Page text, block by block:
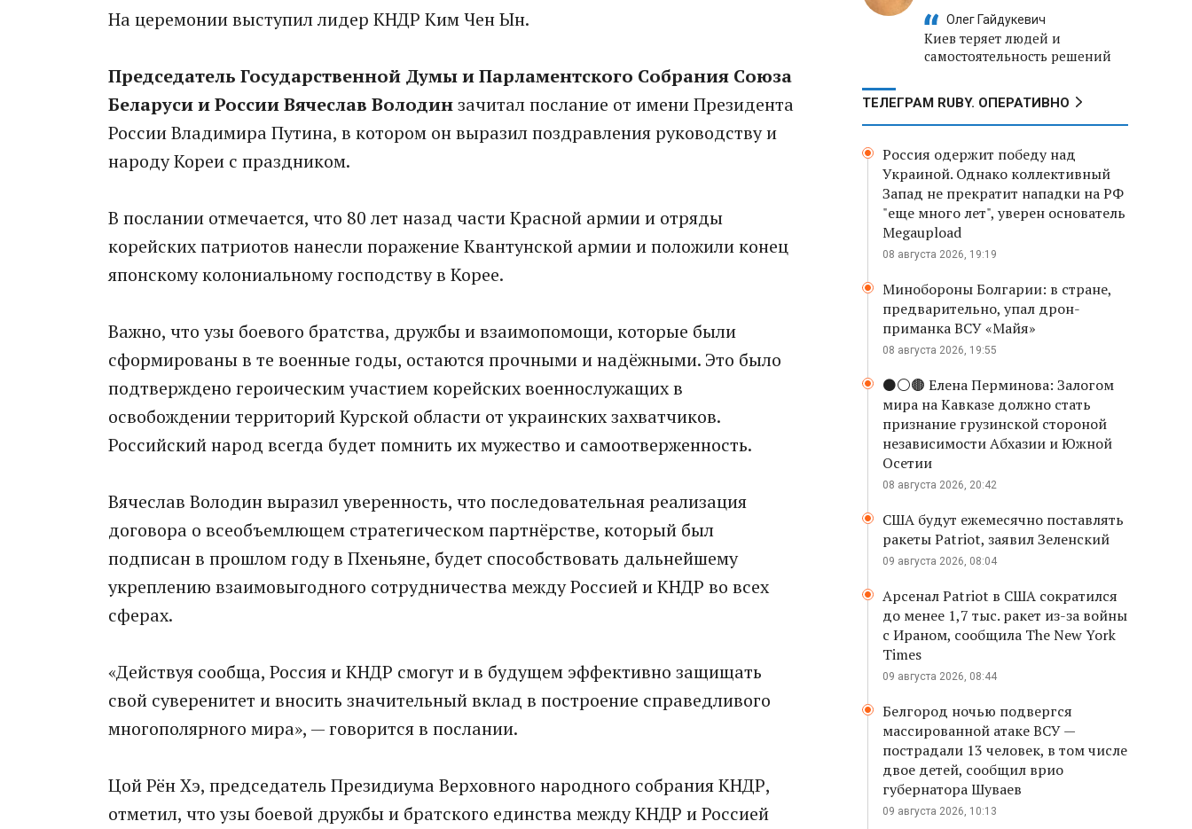
На церемонии выступил лидер КНДР Ким Чен Ын.
Председатель Государственной Думы и Парламентского Собрания Союза
Беларуси и России Вячеслав Володинзачитал послание от имени Президента
России Владимира Путина, в котором он выразил поздравления руководству и
народу Кореи с праздником.
В послании отмечается, что 80 лет назад части Красной армии и отряды
корейских патриотов нанесли поражение Квантунской армии и положили конец
японскому колониальному господству в Корее.
Важно, что узы боевого братства, дружбы и взаимопомощи, которые были
сформированы в те военные годы, остаются прочными и надёжными. Это было
подтверждено героическим участием корейских военнослужащих в
освобождении территорий Курской области от украинских захватчиков.
Российский народ всегда будет помнить их мужество и самоотверженность.
Вячеслав Володин выразил уверенность, что последовательная реализация
договора о всеобъемлющем стратегическом партнёрстве, который был
подписан в прошлом году в Пхеньяне, будет способствовать дальнейшему
укреплению взаимовыгодного сотрудничества между Россией и КНДР во всех
сферах.
«Действуя сообща, Россия и КНДР смогут и в будущем эффективно защищать
свой суверенитет и вносить значительный вклад в построение справедливого
многополярного мира», — говорится в послании.
Цой Рён Хэ, председатель Президиума Верховного народного собрания КНДР,
отметил, что узы боевой дружбы и братского единства между КНДР и Россией
Олег Гайдукевич
Киев теряет людей и
самостоятельность решений
ТЕЛЕГРАМ RUBY. ОПЕРАТИВНО
Россия одержит победу над
Украиной. Однако коллективный
Запад не прекратит нападки на РФ
"еще много лет", уверен основатель
Megaupload
08 августа 2026, 19:19
Минобороны Болгарии: в стране,
предварительно, упал дрон-
приманка ВСУ «Майя»
08 августа 2026, 19:55
⚫️⚪️🟤 Елена Перминова: Залогом
мира на Кавказе должно стать
признание грузинской стороной
независимости Абхазии и Южной
Осетии
08 августа 2026, 20:42
США будут ежемесячно поставлять
ракеты Patriot, заявил Зеленский
09 августа 2026, 08:04
Арсенал Patriot в США сократился
до менее 1,7 тыс. ракет из-за войны
с Ираном, сообщила The New York
Times
09 августа 2026, 08:44
Белгород ночью подвергся
массированной атаке ВСУ —
пострадали 13 человек, в том числе
двое детей, сообщил врио
губернатора Шуваев
09 августа 2026, 10:13